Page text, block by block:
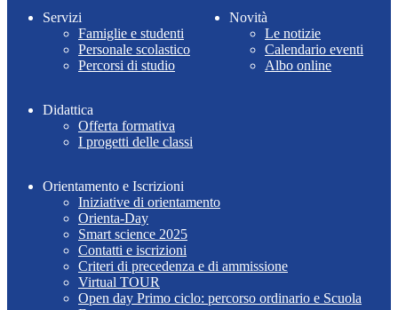
Servizi
Famiglie e studenti
Personale scolastico
Percorsi di studio
Novità
Le notizie
Calendario eventi
Albo online
Didattica
Offerta formativa
I progetti delle classi
Orientamento e Iscrizioni
Iniziative di orientamento
Orienta-Day
Smart science 2025
Contatti e iscrizioni
Criteri di precedenza e di ammissione
Virtual TOUR
Open day Primo ciclo: percorso ordinario e Scuola